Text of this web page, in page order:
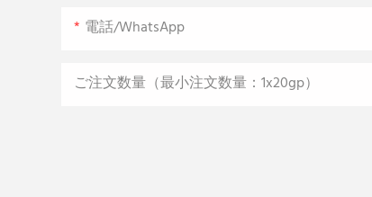
電話/WhatsApp
ご注文数量（最小注文数量：1x20gp）